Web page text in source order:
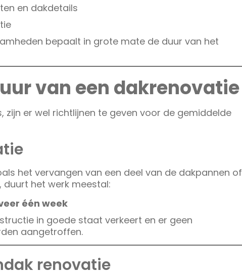
en dakdetails
bepaalt in grote mate de duur van het
van een dakrenovatie
zijn er wel richtlijnen te geven voor de gemiddelde
het vervangen van een deel van de dakpannen of
het werk meestal:
één week
in goede staat verkeert en er geen
aangetroffen.
renovatie